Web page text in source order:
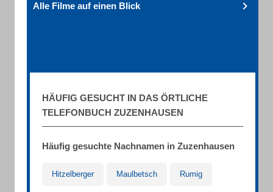
Alle Filme auf einen Blick
HÄUFIG GESUCHT IN DAS ÖRTLICHE
TELEFONBUCH ZUZENHAUSEN
Häufig gesuchte Nachnamen in Zuzenhausen
Hitzelberger Maulbetsch Rumig